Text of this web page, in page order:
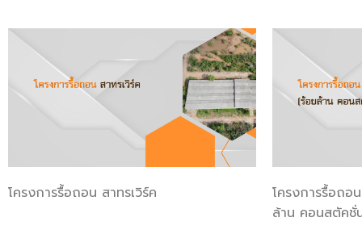
โครงการรื้อถอน สาทรเวิร์ค
โครงการรื้อถอ
ล้าน คอนสตัคชั่